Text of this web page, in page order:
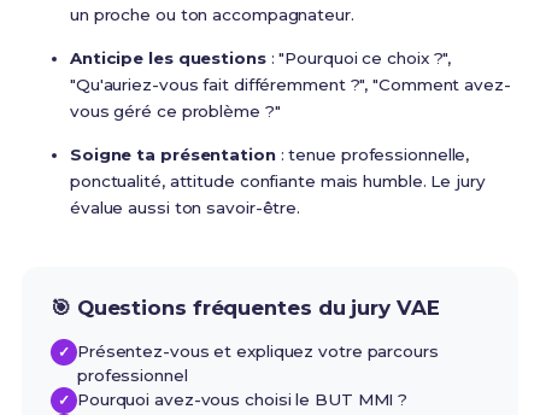
un proche ou ton accompagnateur.
Anticipe les questions: "Pourquoi ce choix ?",
"Qu'auriez-vous fait différemment ?", "Comment avez-
vous géré ce problème ?"
Soigne ta présentation: tenue professionnelle,
ponctualité, attitude confiante mais humble. Le jury
évalue aussi ton savoir-être.
🎯 Questions fréquentes du jury VAE
Présentez-vous et expliquez votre parcours
professionnel
Pourquoi avez-vous choisi le BUT MMI ?